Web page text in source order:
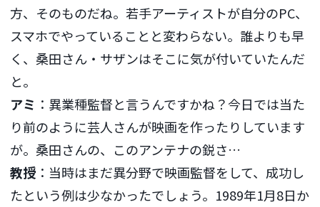
方、そのものだね。若手アーティストが自分のPC、
スマホでやっていることと変わらない。誰よりも早
く、桑田さん・サザンはそこに気が付いていたんだ
と。
アミ ：異業種監督と言うんですかね？今日では当た
り前のように芸人さんが映画を作ったりしています
が。桑田さんの、このアンテナの鋭さ…
教授 ：当時はまだ異分野で映画監督をして、成功し
たという例は少なかったでしょう。1989年1月8日か